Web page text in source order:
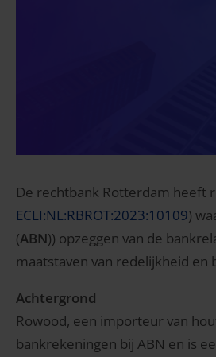
De rechtbank Rotterdam heeft
ECLI:NL:RBROT:2023:10109)
(ABN)) opzeggen van de
maatstaven van redelijkheid en
Achtergrond
Rowood, een importeur van
bankrekeningen bij ABN en is